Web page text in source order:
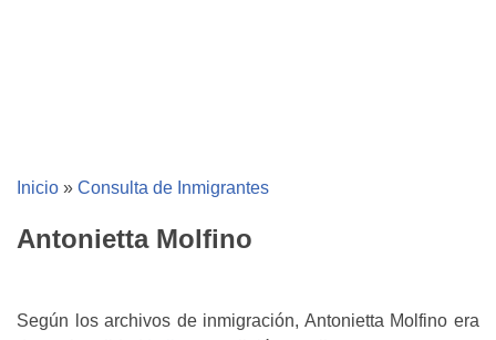
Inicio » Consulta de Inmigrantes
Antonietta Molfino
Según los archivos de inmigración, Antonietta Molfino era